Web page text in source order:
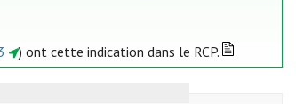
) ont cette indication dans le RCP.